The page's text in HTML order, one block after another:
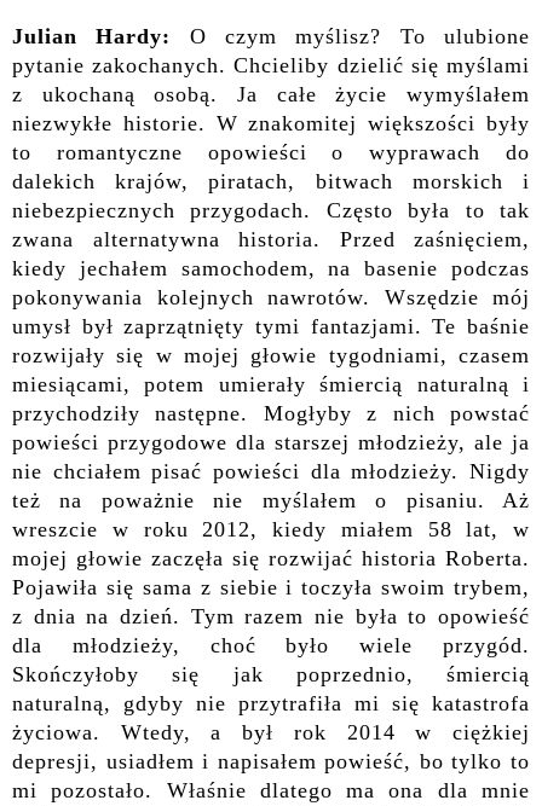
Julian Hardy:
O czym myślisz? To ulubione
pytanie zakochanych. Chcieliby dzielić się myślami
z ukochaną osobą. Ja całe życie wymyślałem
niezwykłe historie. W znakomitej większości były
to romantyczne opowieści o wyprawach do
dalekich krajów, piratach, bitwach morskich i
niebezpiecznych przygodach. Często była to tak
zwana alternatywna historia. Przed zaśnięciem,
kiedy jechałem samochodem, na basenie podczas
pokonywania kolejnych nawrotów. Wszędzie mój
umysł był zaprzątnięty tymi fantazjami. Te baśnie
rozwijały się w mojej głowie tygodniami, czasem
miesiącami, potem umierały śmiercią naturalną i
przychodziły następne. Mogłyby z nich powstać
powieści przygodowe dla starszej młodzieży, ale ja
nie chciałem pisać powieści dla młodzieży. Nigdy
też na poważnie nie myślałem o pisaniu. Aż
wreszcie w roku 2012, kiedy miałem 58 lat, w
mojej głowie zaczęła się rozwijać historia Roberta.
Pojawiła się sama z siebie i toczyła swoim trybem,
z dnia na dzień. Tym razem nie była to opowieść
dla młodzieży, choć było wiele przygód.
Skończyłoby się jak poprzednio, śmiercią
naturalną, gdyby nie przytrafiła mi się katastrofa
życiowa. Wtedy, a był rok 2014 w ciężkiej
depresji, usiadłem i napisałem powieść, bo tylko to
mi pozostało. Właśnie dlatego ma ona dla mnie